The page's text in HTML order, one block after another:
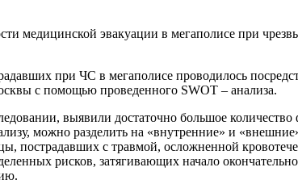
медицинской эвакуации в мегаполисе при
при ЧС в мегаполисе проводилось
с помощью проведенного SWOT – анализа.
выявили достаточно большое
можно разделить на «внутренние» и
пострадавших с травмой, осложненной
рисков, затягивающих начало